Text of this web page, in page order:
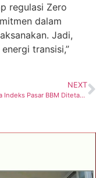
regulasi Zero
dalam
Jadi,
transisi,”
NEXT
Ini Ya Harga Indeks Pasar BBM Ditetapkan Mesdm Arifin Tasrif Berlaku Surut Sejak 1 Januari 2022